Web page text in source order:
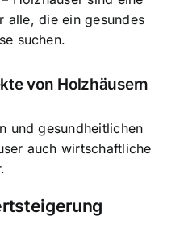
alle, die ein gesundes
suchen.
von Holzhäusern
und gesundheitlichen
auch wirtschaftliche